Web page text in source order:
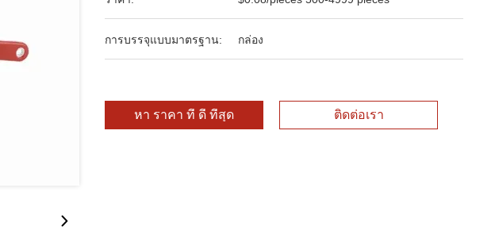
การบรรจุแบบมาตรฐาน: กล่อง
หา ราคา ที่ ดี ที่สุด ติดต่อเรา